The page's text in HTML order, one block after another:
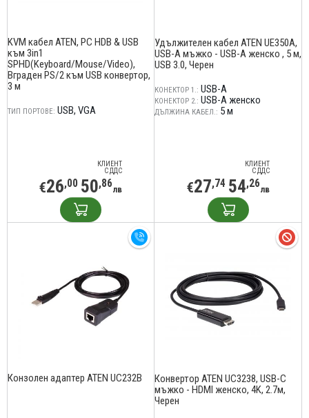
KVM кабел ATEN, PC HDB & USB
към 3in1
SPHD(Keyboard/Mouse/Video),
Вграден PS/2 към USB конвертор,
3 м
ТИП ПОРТОВЕ: USB VGA
КЛИЕНТ
С ДДС
€26,00 50,86лв
Удължителен кабел ATEN UE350A,
USB-A мъжко - USB-A женско , 5 м,
USB 3.0, Черен
КОНЕКТОР 1.: USB-A
КОНЕКТОР 2.: USB-A женско
ДЪЛЖИНА КАБЕЛ.: 5 м
КЛИЕНТ
С ДДС
€27,74 54,26лв
Конзолен адаптер ATEN UC232B
Конвертор ATEN UC3238, USB-C
мъжко - HDMI женско, 4K, 2.7м,
Черен